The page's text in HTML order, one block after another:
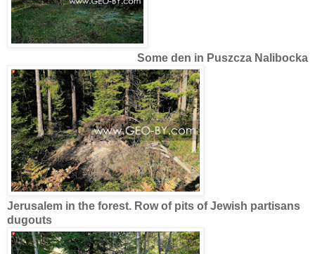
Some den in Puszcza Nalibocka
Jerusalem in the forest. Row of pits of Jewish partisans
dugouts